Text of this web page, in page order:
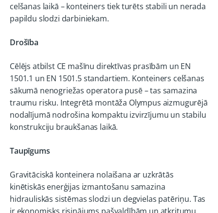
celšanas laikā – konteiners tiek turēts stabili un nerada
papildu slodzi darbiniekam.
Drošība
Cēlējs atbilst CE mašīnu direktīvas prasībām un EN
1501.1 un EN 1501.5 standartiem. Konteiners celšanas
sākumā nenogriežas operatora pusē – tas samazina
traumu risku. Integrētā montāža Olympus aizmugurējā
nodalījumā nodrošina kompaktu izvirzījumu un stabilu
konstrukciju braukšanas laikā.
Taupīgums
Gravitāciskā konteinera nolaišana ar uzkrātās
kinētiskās enerģijas izmantošanu samazina
hidrauliskās sistēmas slodzi un degvielas patēriņu. Tas